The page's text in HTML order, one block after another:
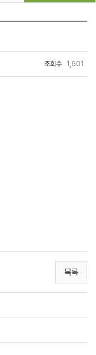
조회수 1,601
목록